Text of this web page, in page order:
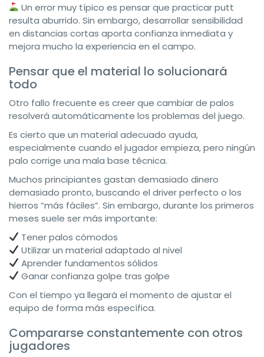
Un error muy típico es pensar que practicar putt
resulta aburrido. Sin embargo, desarrollar sensibilidad
en distancias cortas aporta confianza inmediata y
mejora mucho la experiencia en el campo.
Pensar que el material lo solucionará
todo
Otro fallo frecuente es creer que cambiar de palos
resolverá automáticamente los problemas del juego.
Es cierto que un material adecuado ayuda,
especialmente cuando el jugador empieza, pero ningún
palo corrige una mala base técnica.
Muchos principiantes gastan demasiado dinero
demasiado pronto, buscando el driver perfecto o los
hierros “más fáciles”. Sin embargo, durante los primeros
meses suele ser más importante:
Tener palos cómodos
Utilizar un material adaptado al nivel
Aprender fundamentos sólidos
Ganar confianza golpe tras golpe
Con el tiempo ya llegará el momento de ajustar el
equipo de forma más específica.
Compararse constantemente con otros
jugadores